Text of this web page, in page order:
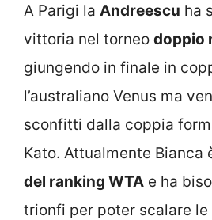
A Parigi la Andreescu ha
vittoria nel torneo doppio
giungendo in finale in
l’australiano Venus ma
sconfitti dalla coppia
Kato. Attualmente Bianca
del ranking WTA e ha
trionfi per poter scalare